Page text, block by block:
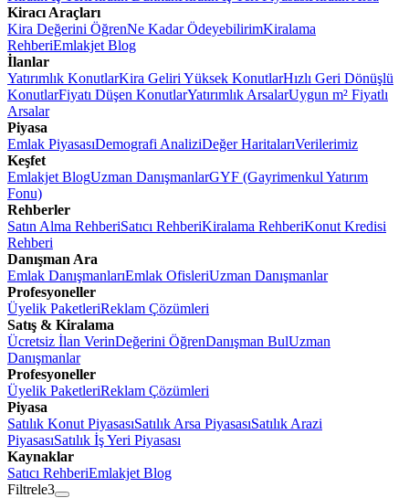
Kiracı Araçları
Kira Değerini ÖğrenNe Kadar ÖdeyebilirimKiralama
RehberiEmlakjet Blog
İlanlar
Yatırımlık KonutlarKira Geliri Yüksek KonutlarHızlı Geri Dönüşlü
KonutlarFiyatı Düşen KonutlarYatırımlık ArsalarUygun m² Fiyatlı
Arsalar
Piyasa
Emlak PiyasasıDemografi AnaliziDeğer HaritalarıVerilerimiz
Keşfet
Emlakjet BlogUzman DanışmanlarGYF (Gayrimenkul Yatırım
Fonu)
Rehberler
Satın Alma RehberiSatıcı RehberiKiralama RehberiKonut Kredisi
Rehberi
Danışman Ara
Emlak DanışmanlarıEmlak OfisleriUzman Danışmanlar
Profesyoneller
Üyelik PaketleriReklam Çözümleri
Satış & Kiralama
Ücretsiz İlan VerinDeğerini ÖğrenDanışman BulUzman
Danışmanlar
Profesyoneller
Üyelik PaketleriReklam Çözümleri
Piyasa
Satılık Konut PiyasasıSatılık Arsa PiyasasıSatılık Arazi
PiyasasıSatılık İş Yeri Piyasası
Kaynaklar
Satıcı RehberiEmlakjet Blog
Filtrele3